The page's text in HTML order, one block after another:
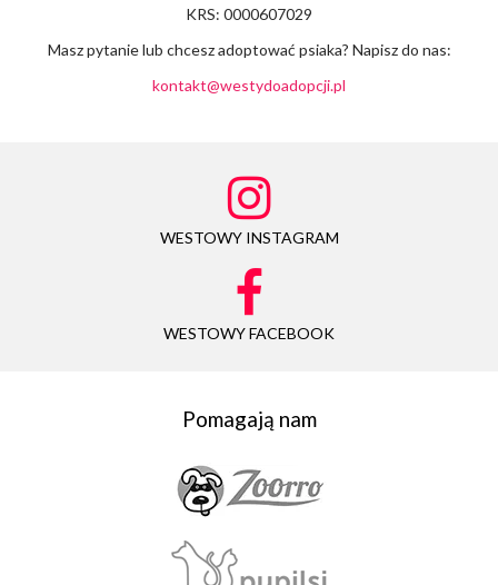
KRS: 0000607029
Masz pytanie lub chcesz adoptować psiaka? Napisz do nas:
kontakt@westydoadopcji.pl
WESTOWY INSTAGRAM
WESTOWY FACEBOOK
Pomagają nam